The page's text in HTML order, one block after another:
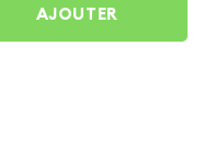
AJOUTER